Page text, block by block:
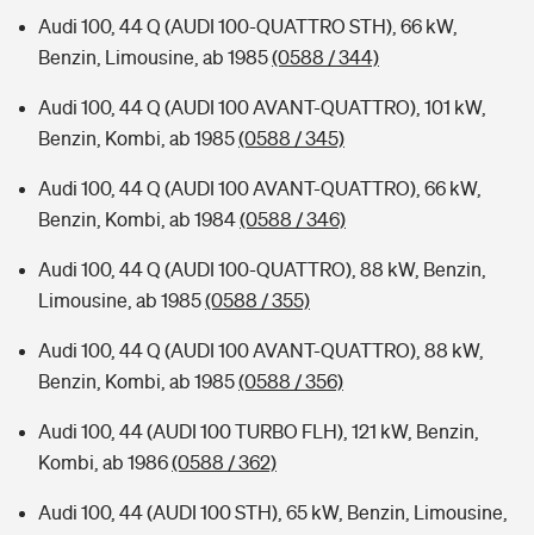
Audi 100, 44 Q (AUDI 100-QUATTRO STH), 66 kW,
Benzin, Limousine, ab 1985(0588 / 344)
Audi 100, 44 Q (AUDI 100 AVANT-QUATTRO), 101 kW,
Benzin, Kombi, ab 1985(0588 / 345)
Audi 100, 44 Q (AUDI 100 AVANT-QUATTRO), 66 kW,
Benzin, Kombi, ab 1984(0588 / 346)
Audi 100, 44 Q (AUDI 100-QUATTRO), 88 kW, Benzin,
Limousine, ab 1985(0588 / 355)
Audi 100, 44 Q (AUDI 100 AVANT-QUATTRO), 88 kW,
Benzin, Kombi, ab 1985(0588 / 356)
Audi 100, 44 (AUDI 100 TURBO FLH), 121 kW, Benzin,
Kombi, ab 1986(0588 / 362)
Audi 100, 44 (AUDI 100 STH), 65 kW, Benzin, Limousine,